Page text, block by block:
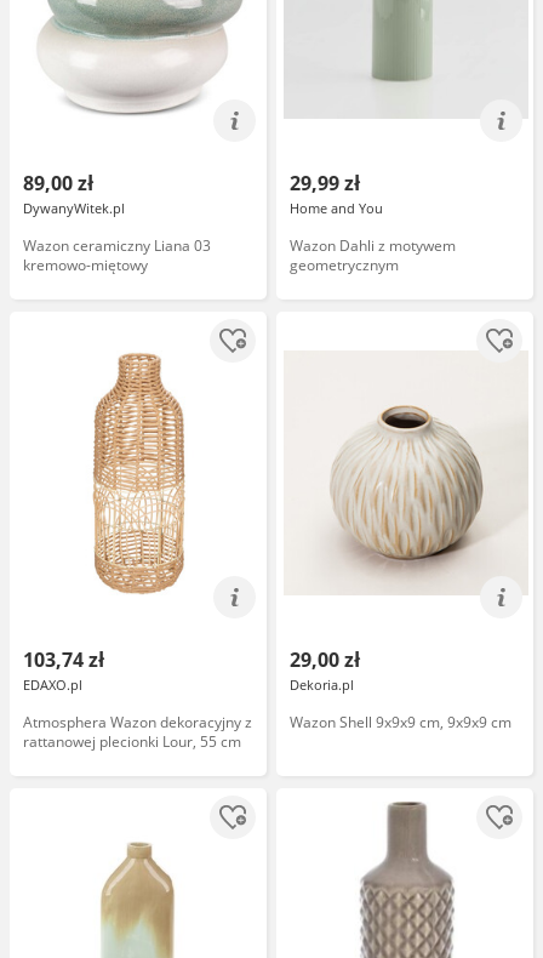
89,00 zł
DywanyWitek.pl
Wazon ceramiczny Liana 03
kremowo-miętowy
29,99 zł
Home and You
Wazon Dahli z motywem
geometrycznym
103,74 zł
EDAXO.pl
Atmosphera Wazon dekoracyjny z
rattanowej plecionki Lour, 55 cm
29,00 zł
Dekoria.pl
Wazon Shell 9x9x9 cm, 9x9x9 cm